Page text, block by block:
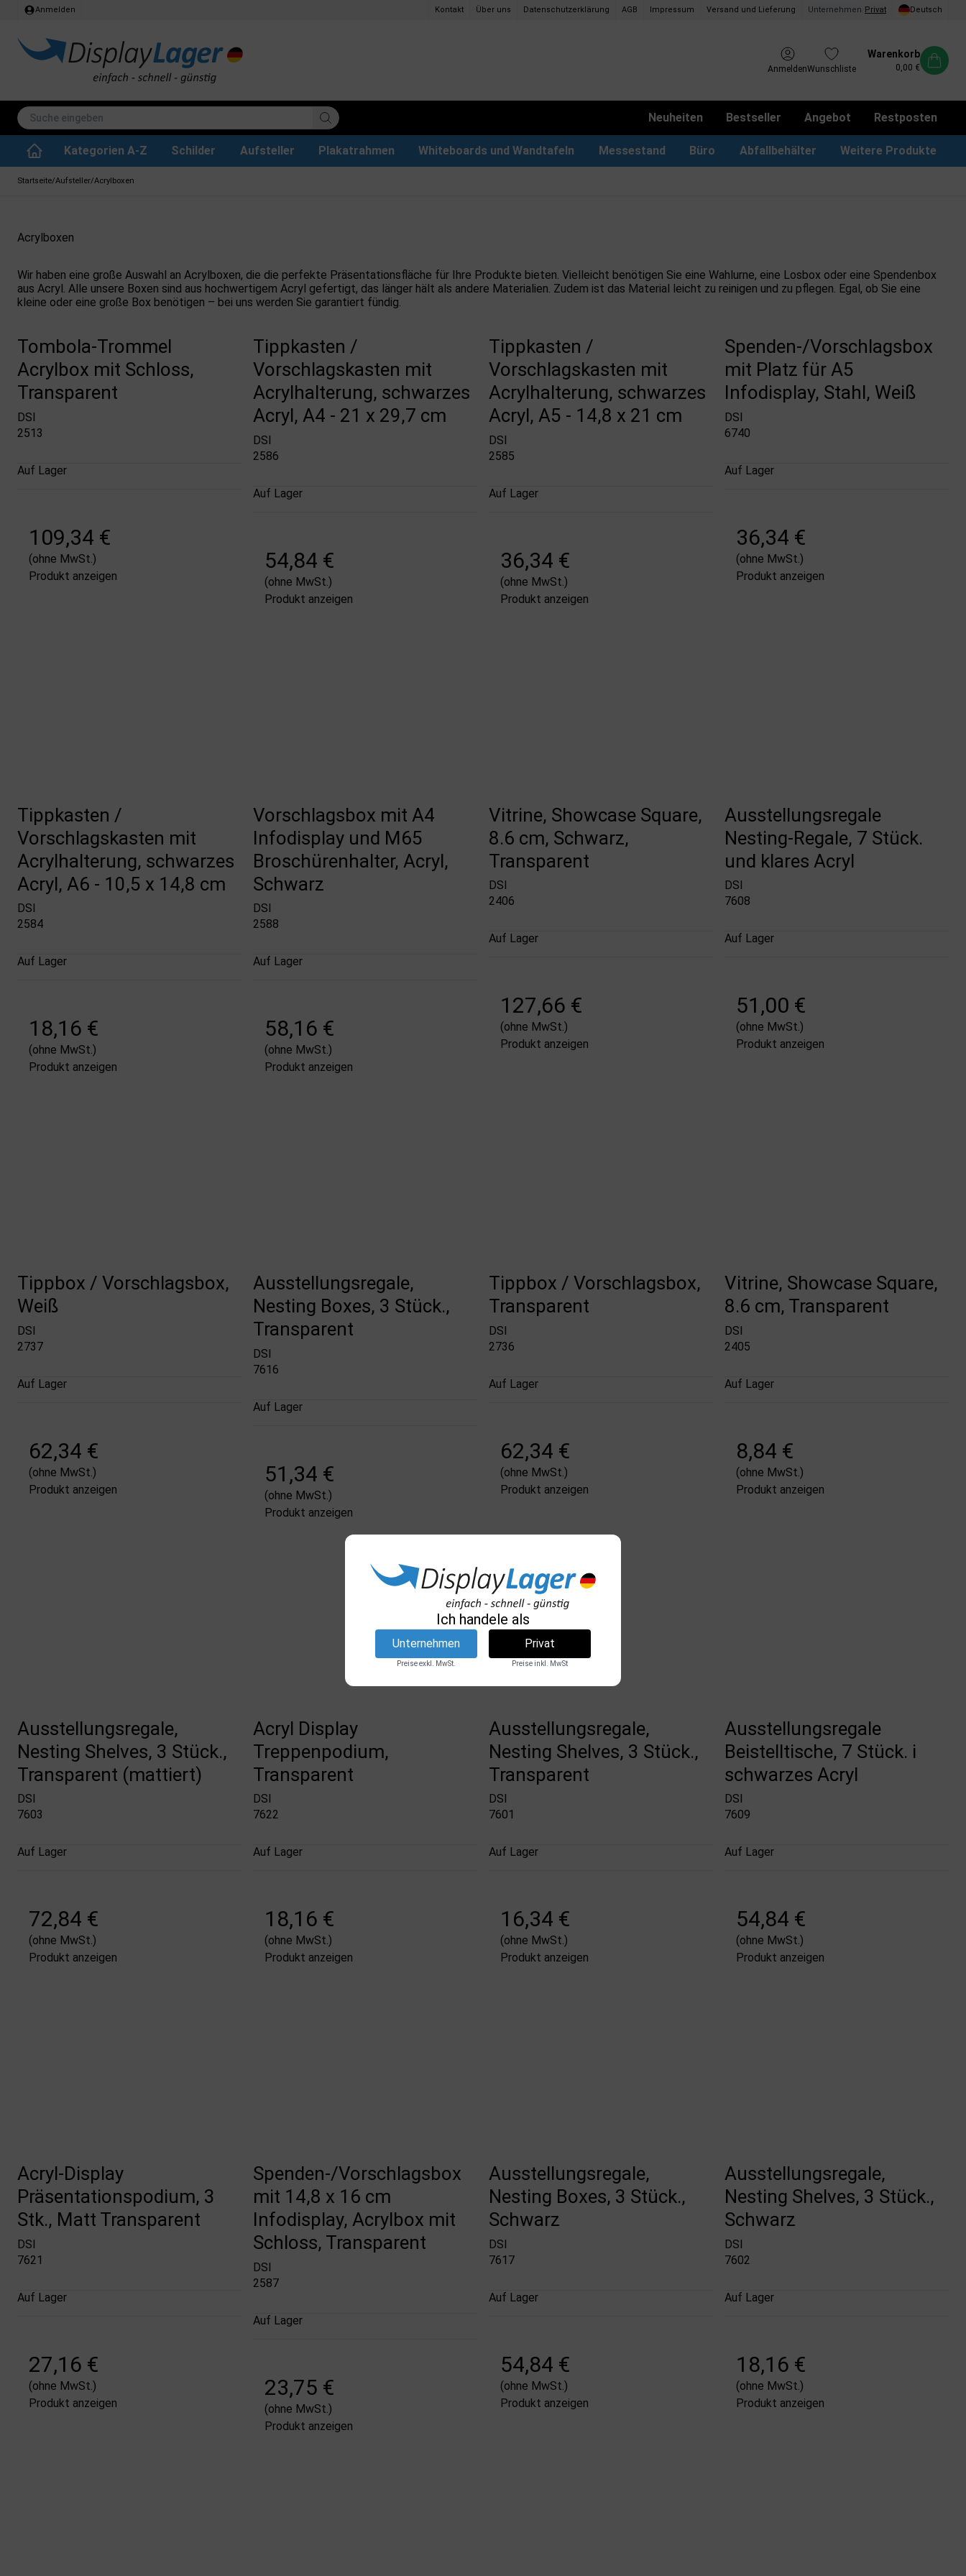
Anmelden Kontakt Über uns Datenschutzerklärung AGB Impressum Versand und Lieferung Unternehmen Privat Deutsch
AnmeldenWunschliste
Warenkorb
0,00 €
Neuheiten Bestseller Angebot Restposten
Kategorien A-Z Schilder Aufsteller Plakatrahmen Whiteboards und Wandtafeln Messestand Büro Abfallbehälter Weitere Produkte
Startseite/Aufsteller/Acrylboxen
Acrylboxen
Wir haben eine große Auswahl an Acrylboxen, die die perfekte Präsentationsfläche für Ihre Produkte bieten. Vielleicht benötigen Sie eine Wahlurne, eine Losbox oder eine Spendenbox
aus Acryl. Alle unsere Boxen sind aus hochwertigem Acryl gefertigt, das länger hält als andere Materialien. Zudem ist das Material leicht zu reinigen und zu pflegen. Egal, ob Sie eine
kleine oder eine große Box benötigen – bei uns werden Sie garantiert fündig.
Tombola-Trommel
Acrylbox mit Schloss,
Transparent
DSI
2513
Auf Lager
109,34 €
(ohne MwSt.)
Produkt anzeigen
Tippkasten /
Vorschlagskasten mit
Acrylhalterung, schwarzes
Acryl, A4 - 21 x 29,7 cm
DSI
2586
Auf Lager
54,84 €
(ohne MwSt.)
Produkt anzeigen
Tippkasten /
Vorschlagskasten mit
Acrylhalterung, schwarzes
Acryl, A5 - 14,8 x 21 cm
DSI
2585
Auf Lager
36,34 €
(ohne MwSt.)
Produkt anzeigen
Spenden-/Vorschlagsbox
mit Platz für A5
Infodisplay, Stahl, Weiß
DSI
6740
Auf Lager
36,34 €
(ohne MwSt.)
Produkt anzeigen
Tippkasten /
Vorschlagskasten mit
Acrylhalterung, schwarzes
Acryl, A6 - 10,5 x 14,8 cm
DSI
2584
Auf Lager
18,16 €
(ohne MwSt.)
Produkt anzeigen
Vorschlagsbox mit A4
Infodisplay und M65
Broschürenhalter, Acryl,
Schwarz
DSI
2588
Auf Lager
58,16 €
(ohne MwSt.)
Produkt anzeigen
Vitrine, Showcase Square,
8.6 cm, Schwarz,
Transparent
DSI
2406
Auf Lager
127,66 €
(ohne MwSt.)
Produkt anzeigen
Ausstellungsregale
Nesting-Regale, 7 Stück.
und klares Acryl
DSI
7608
Auf Lager
51,00 €
(ohne MwSt.)
Produkt anzeigen
Tippbox / Vorschlagsbox,
Weiß
DSI
2737
Auf Lager
62,34 €
(ohne MwSt.)
Produkt anzeigen
Ausstellungsregale,
Nesting Boxes, 3 Stück.,
Transparent
DSI
7616
Auf Lager
51,34 €
(ohne MwSt.)
Produkt anzeigen
Tippbox / Vorschlagsbox,
Transparent
DSI
2736
Auf Lager
62,34 €
(ohne MwSt.)
Produkt anzeigen
Vitrine, Showcase Square,
8.6 cm, Transparent
DSI
2405
Auf Lager
8,84 €
(ohne MwSt.)
Produkt anzeigen
Ausstellungsregale,
Nesting Shelves, 3 Stück.,
Transparent (mattiert)
DSI
7603
Auf Lager
72,84 €
(ohne MwSt.)
Produkt anzeigen
Acryl Display
Treppenpodium,
Transparent
DSI
7622
Auf Lager
18,16 €
(ohne MwSt.)
Produkt anzeigen
Ausstellungsregale,
Nesting Shelves, 3 Stück.,
Transparent
DSI
7601
Auf Lager
16,34 €
(ohne MwSt.)
Produkt anzeigen
Ausstellungsregale
Beistelltische, 7 Stück. i
schwarzes Acryl
DSI
7609
Auf Lager
54,84 €
(ohne MwSt.)
Produkt anzeigen
Acryl-Display
Präsentationspodium, 3
Stk., Matt Transparent
DSI
7621
Auf Lager
27,16 €
(ohne MwSt.)
Produkt anzeigen
Spenden-/Vorschlagsbox
mit 14,8 x 16 cm
Infodisplay, Acrylbox mit
Schloss, Transparent
DSI
2587
Auf Lager
23,75 €
(ohne MwSt.)
Produkt anzeigen
Ausstellungsregale,
Nesting Boxes, 3 Stück.,
Schwarz
DSI
7617
Auf Lager
54,84 €
(ohne MwSt.)
Produkt anzeigen
Ausstellungsregale,
Nesting Shelves, 3 Stück.,
Schwarz
DSI
7602
Auf Lager
18,16 €
(ohne MwSt.)
Produkt anzeigen
Ich handele als
Unternehmen
Preise exkl. MwSt.
Privat
Preise inkl. MwSt